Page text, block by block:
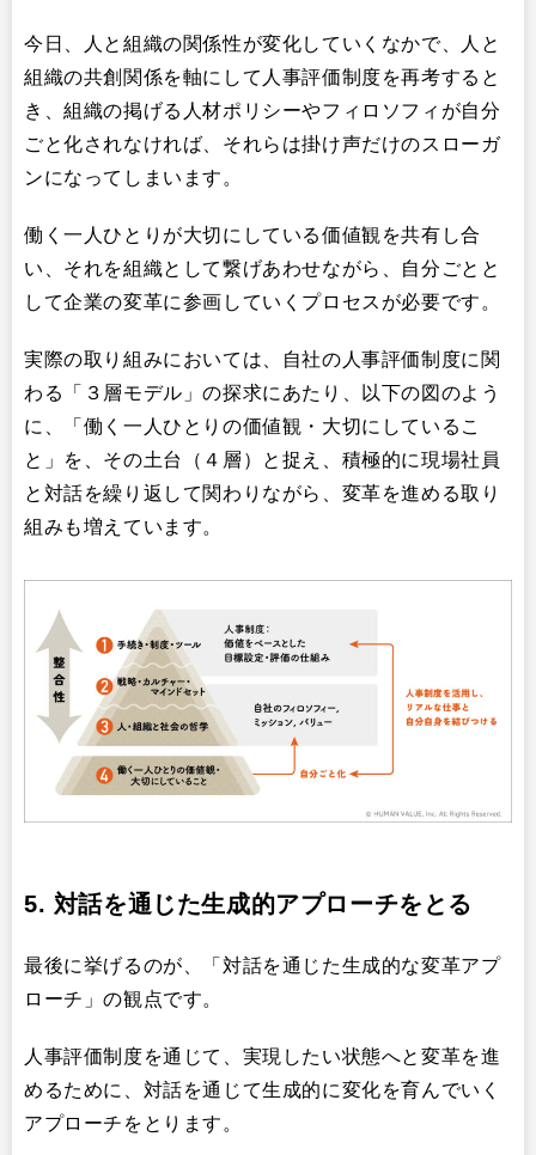
今日、人と組織の関係性が変化していくなかで、人と
組織の共創関係を軸にして人事評価制度を再考すると
き、組織の掲げる人材ポリシーやフィロソフィが自分
ごと化されなければ、それらは掛け声だけのスローガ
ンになってしまいます。
働く一人ひとりが大切にしている価値観を共有し合
い、それを組織として繋げあわせながら、自分ごとと
して企業の変革に参画していくプロセスが必要です。
実際の取り組みにおいては、自社の人事評価制度に関
わる「３層モデル」の探求にあたり、以下の図のよう
に、「働く一人ひとりの価値観・大切にしているこ
と」を、その土台（４層）と捉え、積極的に現場社員
と対話を繰り返して関わりながら、変革を進める取り
組みも増えています。
5. 対話を通じた生成的アプローチをとる
最後に挙げるのが、「対話を通じた生成的な変革アプ
ローチ」の観点です。
人事評価制度を通じて、実現したい状態へと変革を進
めるために、対話を通じて生成的に変化を育んでいく
アプローチをとります。